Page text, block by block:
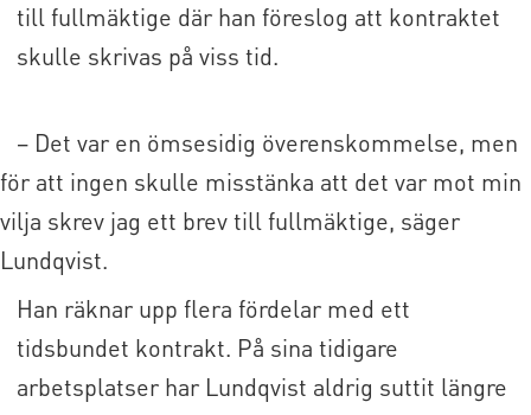
till fullmäktige där han föreslog att kontraktet
skulle skrivas på viss tid.
– Det var en ömsesidig överenskommelse, men
för att ingen skulle misstänka att det var mot min
vilja skrev jag ett brev till fullmäktige, säger
Lundqvist.
Han räknar upp flera fördelar med ett
tidsbundet kontrakt. På sina tidigare
arbetsplatser har Lundqvist aldrig suttit längre